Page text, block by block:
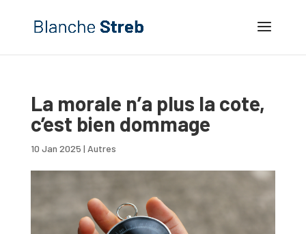
La morale n’a plus la cote,
c’est bien dommage
10 Jan 2025 | Autres